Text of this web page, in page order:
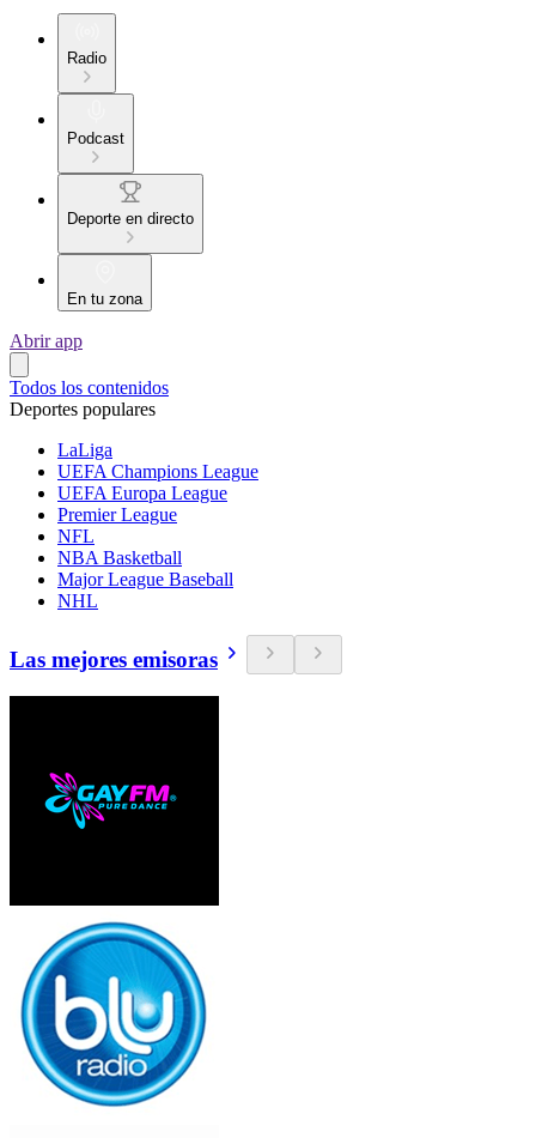
Radio
Podcast
Deporte en directo
En tu zona
Abrir app
Todos los contenidos
Deportes populares
LaLiga
UEFA Champions League
UEFA Europa League
Premier League
NFL
NBA Basketball
Major League Baseball
NHL
Las mejores emisoras